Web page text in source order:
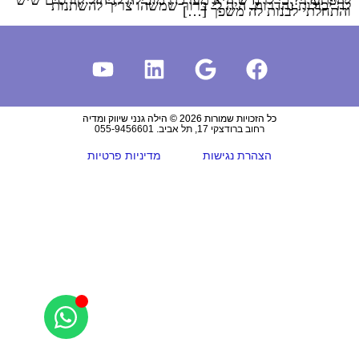
לה יכולות נהדרות. היה לי ברור שמשהו צריך להשתנות
והתחלתי לבנות לה משפך […]
כל הזכויות שמורות 2026 © הילה גנני שיווק ומדיה
רחוב ברודצקי 17, תל אביב. 055-9456601
הצהרת נגישות מדיניות פרטיות